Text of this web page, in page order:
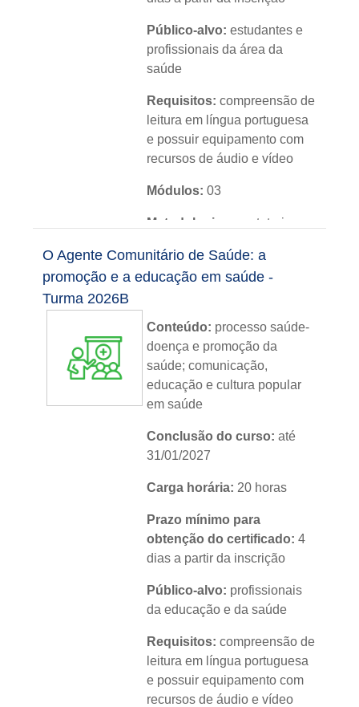
Público-alvo: estudantes e
profissionais da área da
saúde
Requisitos: compreensão de
leitura em língua portuguesa
e possuir equipamento com
recursos de áudio e vídeo
Módulos: 03
Metodologia: sem tutoria
Instituição: IFRS
Nível:
Idioma: português
O Agente Comunitário de Saúde: a
promoção e a educação em saúde -
Turma 2026B
Conteúdo: processo saúde-
doença e promoção da
saúde; comunicação,
educação e cultura popular
em saúde
Conclusão do curso: até
31/01/2027
Carga horária: 20 horas
Prazo mínimo para
obtenção do certificado: 4
dias a partir da inscrição
Público-alvo: profissionais
da educação e da saúde
Requisitos: compreensão de
leitura em língua portuguesa
e possuir equipamento com
recursos de áudio e vídeo